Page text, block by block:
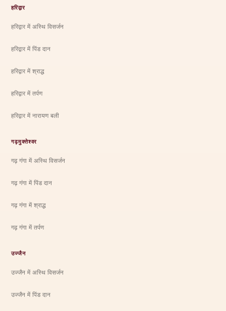
हरिद्वार
हरिद्वार में अस्थि विसर्जन
हरिद्वार में पिंड दान
हरिद्वार में श्राद्ध
हरिद्वार में तर्पण
हरिद्वार में नारायण बली
गढ़मुक्तेश्वर
गढ़ गंगा में अस्थि विसर्जन
गढ़ गंगा में पिंड दान
गढ़ गंगा में श्राद्ध
गढ़ गंगा में तर्पण
उज्जैन
उज्जैन में अस्थि विसर्जन
उज्जैन में पिंड दान